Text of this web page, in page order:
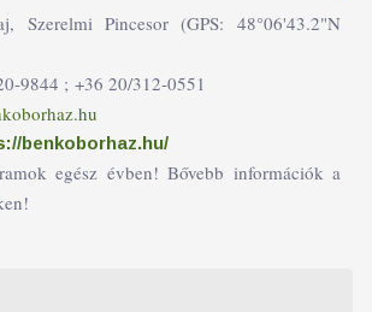
Szerelmi Pincesor (GPS: 48°06'43.2"N
9844 ; +36 20/312-0551
benkoborhaz.hu/
egész évben! Bővebb információk a